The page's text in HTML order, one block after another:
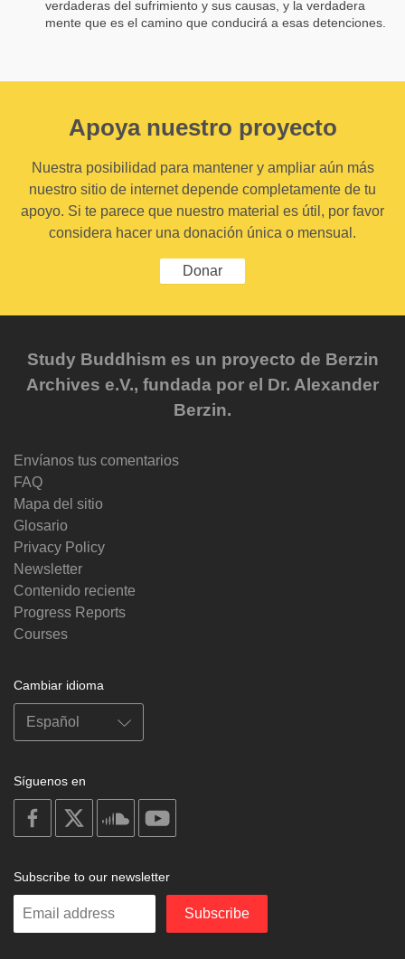
verdaderas del sufrimiento y sus causas, y la verdadera
mente que es el camino que conducirá a esas detenciones.
Apoya nuestro proyecto
Nuestra posibilidad para mantener y ampliar aún más
nuestro sitio de internet depende completamente de tu
apoyo. Si te parece que nuestro material es útil, por favor
considera hacer una donación única o mensual.
Donar
Study Buddhism es un proyecto de Berzin
Archives e.V., fundada por el Dr. Alexander
Berzin.
Envíanos tus comentarios
FAQ
Mapa del sitio
Glosario
Privacy Policy
Newsletter
Contenido reciente
Progress Reports
Courses
Cambiar idioma
Síguenos en
on
facebook
soundcloud
Subscribe to our newsletter
Enter
Subscribe